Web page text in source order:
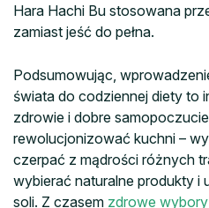
Hara Hachi Bu stosowana
zamiast jeść do pełna.
Podsumowując,
świata do codziennej diety to
zdrowie i dobre
rewolucjonizować kuchni –
czerpać z mądrości różnych
wybierać naturalne produkty i
soli. Z czasem zdrowe wybory